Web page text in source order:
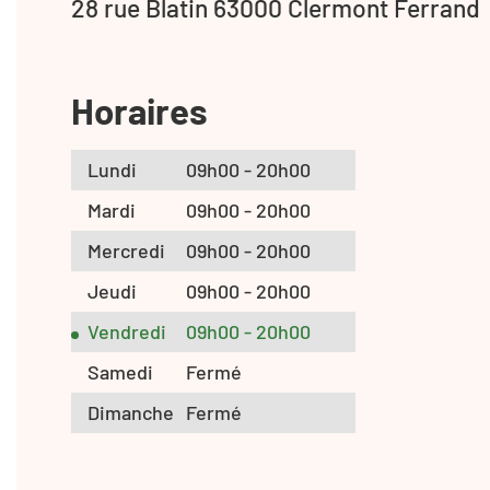
28 rue Blatin 63000 Clermont Ferrand
Horaires
Lundi
09h00 - 20h00
Mardi
09h00 - 20h00
Mercredi
09h00 - 20h00
Jeudi
09h00 - 20h00
Vendredi
09h00 - 20h00
Samedi
Fermé
Dimanche Fermé